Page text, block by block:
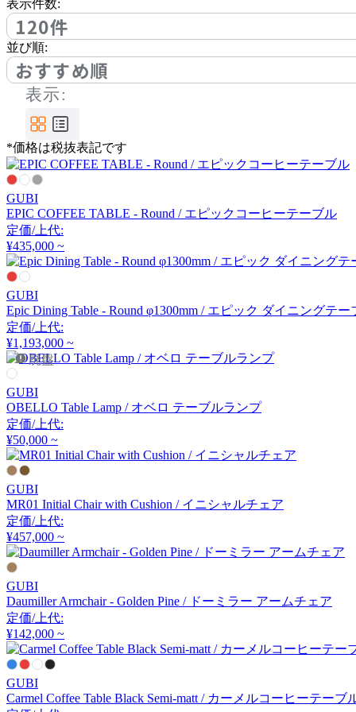
アノニマカステッリ
Another Garden
アナザーガーデン
ARIAKE
arper
arrmet
アーメット
ART WORK STUDIO
アートワークスタジオ
artek
アルテック
Artemide
アルテミデ
ARUNAi
表示件数:
120件
並び順:
おすすめ順
表示:
*価格は税抜表記です
GUBI
EPIC COFFEE TABLE - Round / エピックコーヒーテーブル
定価/上代:
¥435,000 ~
GUBI
Epic Dining Table - Round φ1300mm / エピック ダイニングテー
定価/上代:
¥1,193,000 ~
廃盤
GUBI
OBELLO Table Lamp / オベロ テーブルランプ
定価/上代:
¥50,000 ~
GUBI
MR01 Initial Chair with Cushion / イニシャルチェア
定価/上代:
¥457,000 ~
GUBI
Daumiller Armchair - Golden Pine / ドーミラー アームチェア
定価/上代:
¥142,000 ~
GUBI
Carmel Coffee Table Black Semi-matt / カーメルコーヒーテーブ